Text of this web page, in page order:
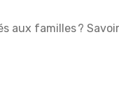
aux familles ?